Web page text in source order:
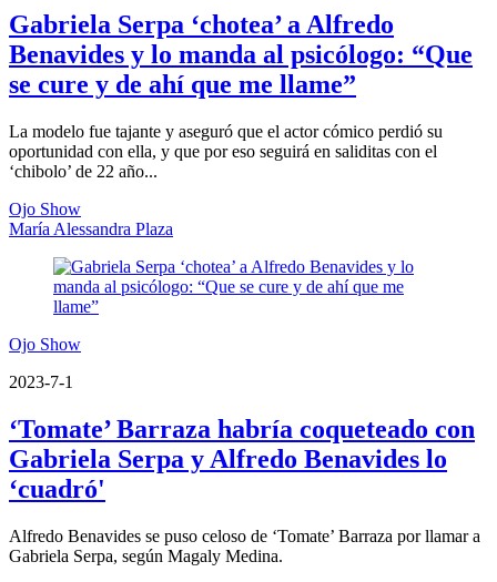
Gabriela Serpa ‘chotea’ a Alfredo
Benavides y lo manda al psicólogo: “Que
se cure y de ahí que me llame”
La modelo fue tajante y aseguró que el actor cómico perdió su
oportunidad con ella, y que por eso seguirá en saliditas con el
‘chibolo’ de 22 año...
Ojo Show
María Alessandra Plaza
Ojo Show
2023-7-1
‘Tomate’ Barraza habría coqueteado con
Gabriela Serpa y Alfredo Benavides lo
‘cuadró'
Alfredo Benavides se puso celoso de ‘Tomate’ Barraza por llamar a
Gabriela Serpa, según Magaly Medina.